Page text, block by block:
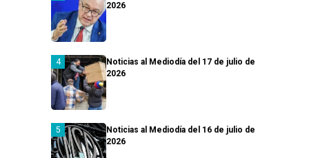
2026
Noticias al Mediodía del 17 de julio de
2026
Noticias al Mediodía del 16 de julio de
2026